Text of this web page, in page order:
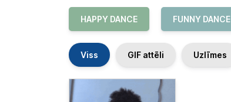
HAPPY DANCE FUNNY DANCE
Viss GIF attēli Uzlīmes